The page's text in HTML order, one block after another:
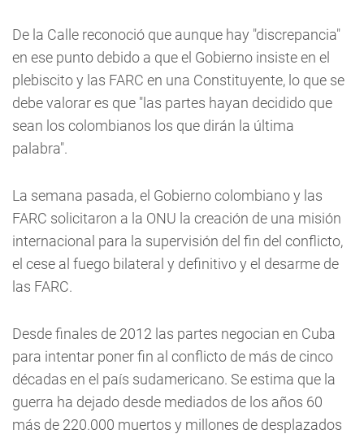
De la Calle reconoció que aunque hay "discrepancia"
en ese punto debido a que el Gobierno insiste en el
plebiscito y las FARC en una Constituyente, lo que se
debe valorar es que "las partes hayan decidido que
sean los colombianos los que dirán la última
palabra".
La semana pasada, el Gobierno colombiano y las
FARC solicitaron a la ONU la creación de una misión
internacional para la supervisión del fin del conflicto,
el cese al fuego bilateral y definitivo y el desarme de
las FARC.
Desde finales de 2012 las partes negocian en Cuba
para intentar poner fin al conflicto de más de cinco
décadas en el país sudamericano. Se estima que la
guerra ha dejado desde mediados de los años 60
más de 220.000 muertos y millones de desplazados